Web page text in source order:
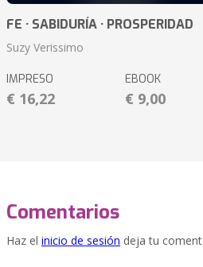
FE · SABIDURÍA · PROSPERIDAD
Suzy Verissimo
IMPRESO
€ 16,22
EBOOK
€ 9,00
Comentarios
Haz el inicio de sesión deja tu